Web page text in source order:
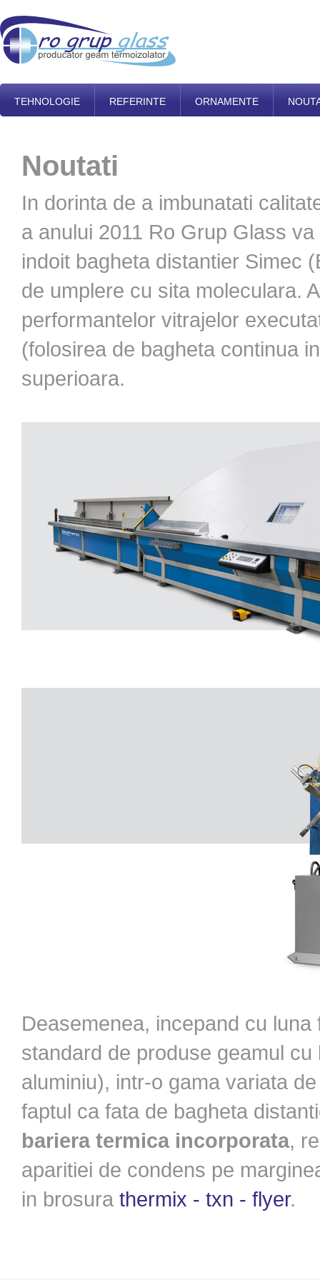
TEHNOLOGIE REFERINTE ORNAMENTE
Noutati
In dorinta de a imbunatati
a anului 2011 Ro Grup Glass
indoit bagheta distantier Simec
de umplere cu sita moleculara.
performantelor vitrajelor
(folosirea de bagheta continua
superioara.
Deasemenea, incepand cu
standard de produse geamul
aluminiu), intr-o gama variata
faptul ca fata de bagheta
bariera termica incorporata,
aparitiei de condens pe
in brosura thermix - txn - flyer.